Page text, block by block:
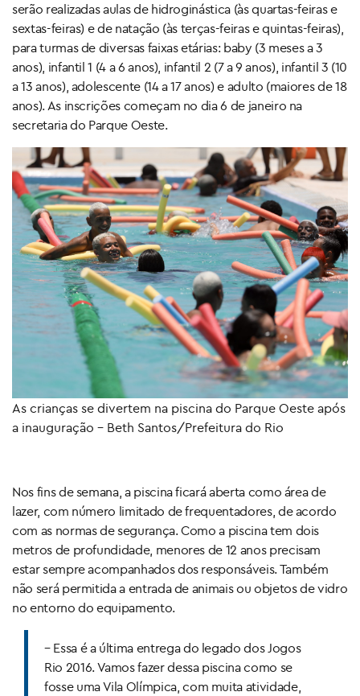
serão realizadas aulas de hidroginástica (às quartas-feiras e
sextas-feiras) e de natação (às terças-feiras e quintas-feiras),
para turmas de diversas faixas etárias: baby (3 meses a 3
anos), infantil 1 (4 a 6 anos), infantil 2 (7 a 9 anos), infantil 3 (10
a 13 anos), adolescente (14 a 17 anos) e adulto (maiores de 18
anos). As inscrições começam no dia 6 de janeiro na
secretaria do Parque Oeste.
As crianças se divertem na piscina do Parque Oeste após
a inauguração – Beth Santos/Prefeitura do Rio
Nos fins de semana, a piscina ficará aberta como área de
lazer, com número limitado de frequentadores, de acordo
com as normas de segurança. Como a piscina tem dois
metros de profundidade, menores de 12 anos precisam
estar sempre acompanhados dos responsáveis. Também
não será permitida a entrada de animais ou objetos de vidro
no entorno do equipamento.
– Essa é a última entrega do legado dos Jogos
Rio 2016. Vamos fazer dessa piscina como se
fosse uma Vila Olímpica, com muita atividade,